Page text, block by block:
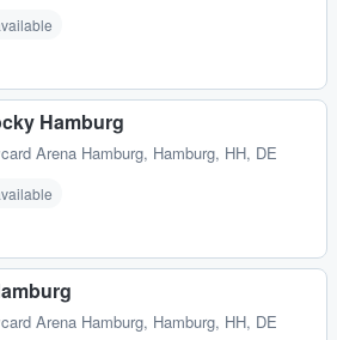
Hamburg
Arena Hamburg, Hamburg, HH, DE
Arena Hamburg, Hamburg, HH, DE